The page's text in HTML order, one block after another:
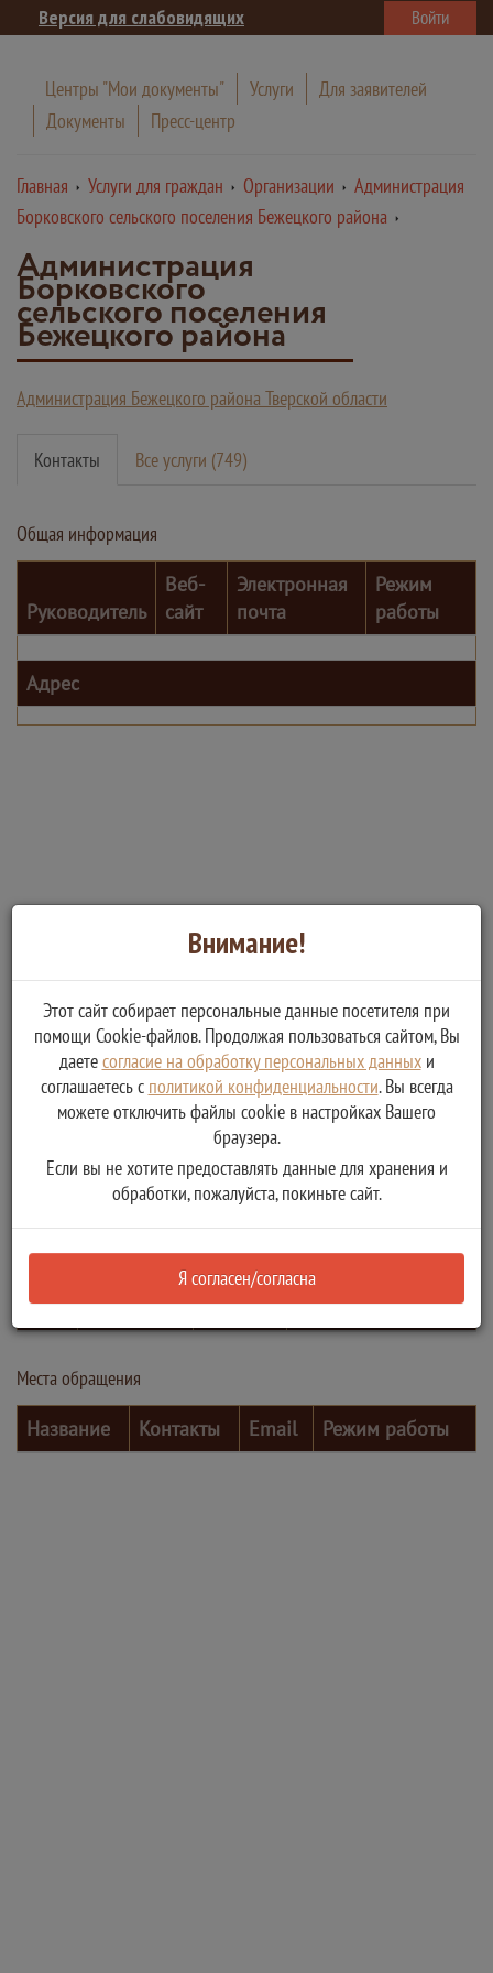
Версия для слабовидящих Войти
Центры "Мои документы" Услуги
Для заявителей
Документы
Пресс-центр
Главная Услуги для граждан Организации
Администрация
Борковского сельского поселения Бежецкого района
Администрация
Борковского
сельского поселения
Бежецкого района
Администрация Бежецкого района Тверской области
Контакты Все услуги (749)
Общая информация
Руководитель
Веб-
сайт
Электронная
почта
Режим
работы
Адрес
Контактные лица
ФИО
Должность Телефон Электронная почта
Места обращения
Название
Контакты Email Режим работы
Внимание!
Этот сайт собирает персональные данные посетителя при
помощи Cookie-файлов. Продолжая пользоваться сайтом, Вы
даетесогласие на обработку персональных данныхи
соглашаетесь с политикой конфиденциальности. Вы всегда
можете отключить файлы cookie в настройках Вашего
браузера.
Если вы не хотите предоставлять данные для хранения и
обработки, пожалуйста, покиньте сайт.
Я согласен/согласна